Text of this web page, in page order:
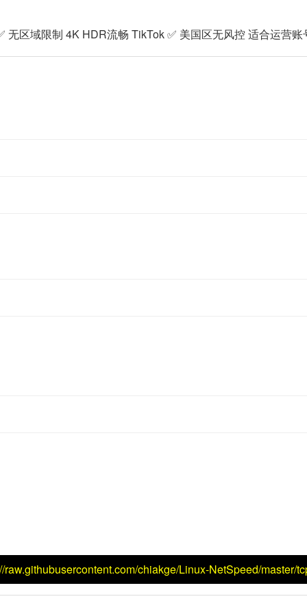
无区域限制 4K HDR流畅 TikTok ✅ 美国区无风控 适合运营账
raw.githubusercontent.com/chiakge/Linux-NetSpeed/master/